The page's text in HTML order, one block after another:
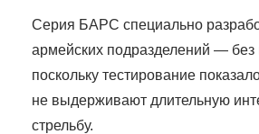
Серия БАРС специально
армейских подразделений — без
поскольку тестирование
не выдерживают длительную
стрельбу.